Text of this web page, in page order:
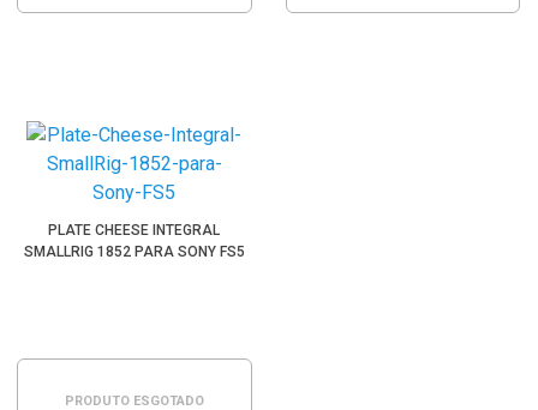
PLATE CHEESE INTEGRAL
SMALLRIG 1852 PARA SONY FS5
PRODUTO ESGOTADO